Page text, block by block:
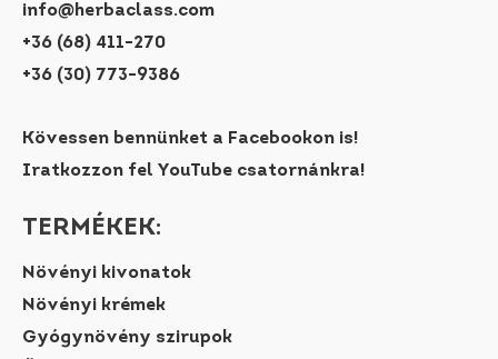
info@herbaclass.com
+36 (68) 411-270
+36 (30) 773-9386
Kövessen bennünket a Facebookon is!
Iratkozzon fel YouTube csatornánkra!
TERMÉKEK:
Növényi kivonatok
Növényi krémek
Gyógynövény szirupok